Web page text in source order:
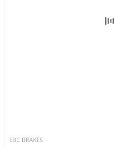
EBC BRAKES